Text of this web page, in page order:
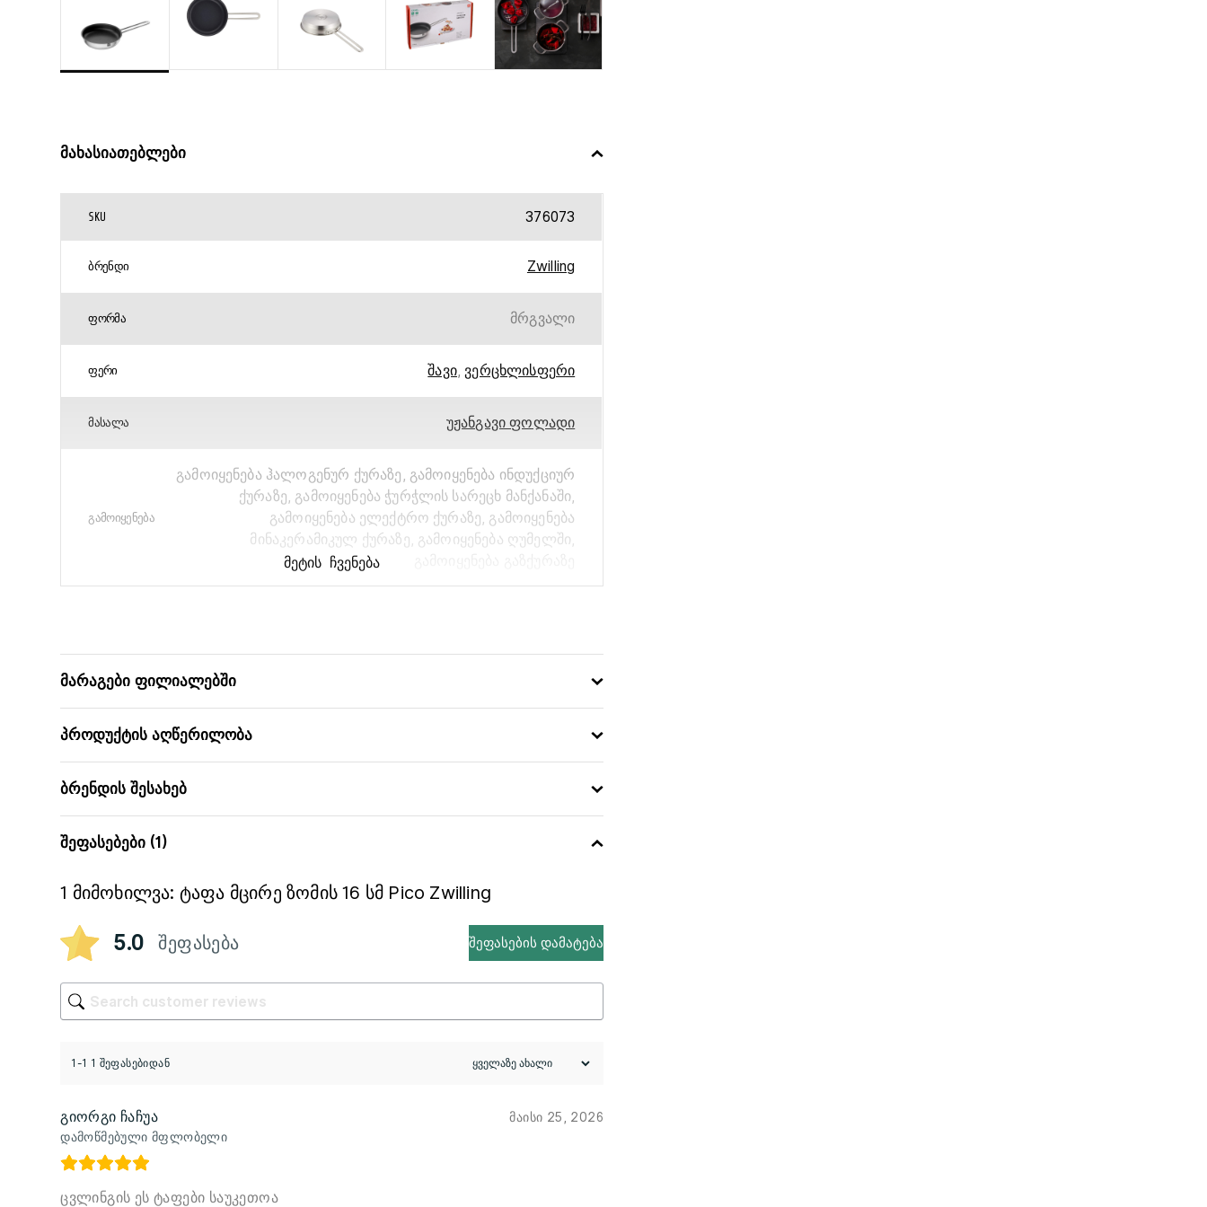
მახასიათებლები
SKU 376073
ᲑᲠᲔᲜᲓᲘ Zwilling
ᲤᲝᲠᲛᲐ მრგვალი
ᲤᲔᲠᲘ შავი,ვერცხლისფერი
ᲛᲐᲡᲐᲚᲐ უჟანგავი ფოლადი
ᲒᲐᲛᲝᲘᲧᲔᲜᲔᲑᲐ
გამოიყენება ჰალოგენურ ქურაზე, გამოიყენება ინდუქციურ
ქურაზე, გამოიყენება ჭურჭლის სარეცხ მანქანაში,
გამოიყენება ელექტრო ქურაზე, გამოიყენება
მინაკერამიკულ ქურაზე, გამოიყენება ღუმელში,
ᲓᲘᲐᲛᲔᲢᲠᲘ
ᲛᲝᲰᲧᲕᲔᲑᲐ
ᲛᲔᲢᲘᲡ ᲩᲕᲔᲜᲔᲑᲐ
მარაგები ფილიალებში
პროდუქტის აღწერილობა
ბრენდის შესახებ
შეფასებები (1)
1 მიმოხილვა: ტაფა მცირე ზომის 16 სმ Pico Zwilling
5.0 შეფასება შეფასების დამატება
1-1 1 შეფასებიდან
გიორგი ჩაჩუა
დამოწმებული მფლობელი
მაისი 25, 2026
ცვლინგის ეს ტაფები საუკეთოა